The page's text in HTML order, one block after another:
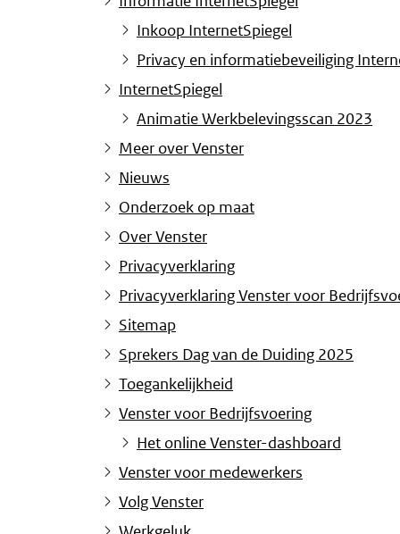
Inkoop InternetSpiegel
Privacy en informatiebeveiliging
InternetSpiegel
Animatie Werkbelevingsscan 2023
Meer over Venster
Nieuws
Onderzoek op maat
Over Venster
Privacyverklaring
Privacyverklaring Venster voor
Sitemap
Sprekers Dag van de Duiding 2025
Toegankelijkheid
Venster voor Bedrijfsvoering
Het online Venster-dashboard
Venster voor medewerkers
Volg Venster